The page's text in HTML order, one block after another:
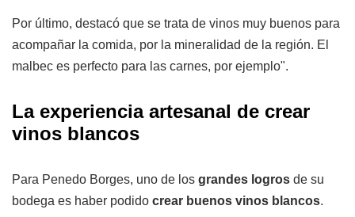
Por último, destacó que se trata de vinos muy buenos para
acompañar la comida, por la mineralidad de la región. El
malbec es perfecto para las carnes, por ejemplo".
La experiencia artesanal de crear
vinos blancos
Para Penedo Borges, uno de los grandes logros de su
bodega es haber podido crear buenos vinos blancos.